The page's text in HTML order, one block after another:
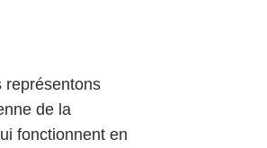
représentons
de la
fonctionnent en